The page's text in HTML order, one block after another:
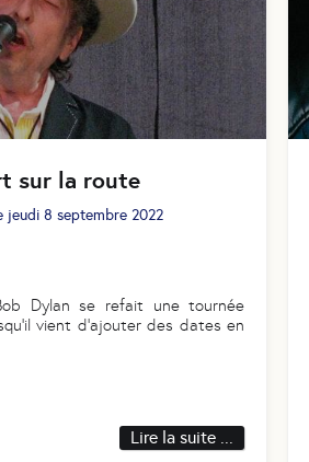
sur la route
jeudi 8 septembre 2022
Dylan se refait une tournée
vient d’ajouter des dates en
Lire la suite ...